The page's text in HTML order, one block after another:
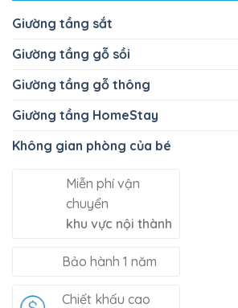
Giường tầng sắt
Giường tầng gỗ sồi
Giường tầng gỗ thông
Giường tầng HomeStay
Không gian phòng của bé
Miễn phí vận
chuyển
khu vực nội thành
Bảo hành 1 năm
Chiết khấu cao